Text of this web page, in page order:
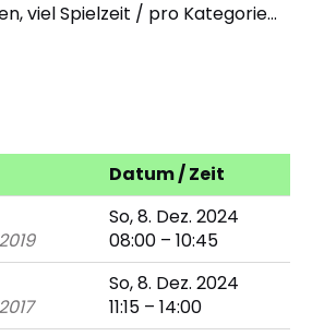
viel Spielzeit / pro Kategorie...
Datum / Zeit
So, 8. Dez. 2024
08:00 – 10:45
So, 8. Dez. 2024
11:15 – 14:00